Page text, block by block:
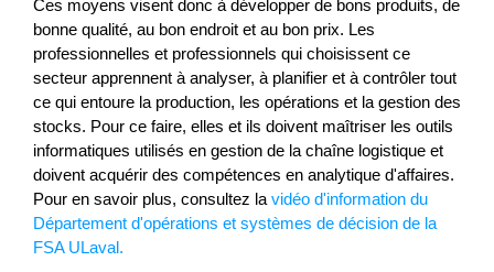
Ces moyens visent donc à développer de bons produits, de
bonne qualité, au bon endroit et au bon prix. Les
professionnelles et professionnels qui choisissent ce
secteur apprennent à analyser, à planifier et à contrôler tout
ce qui entoure la production, les opérations et la gestion des
stocks. Pour ce faire, elles et ils doivent maîtriser les outils
informatiques utilisés en gestion de la chaîne logistique et
doivent acquérir des compétences en analytique d'affaires.
Pour en savoir plus, consultez la vidéo d'information du
Département d'opérations et systèmes de décision de la
FSA ULaval.